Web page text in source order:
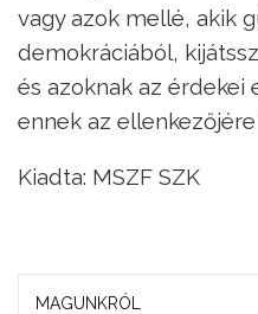
vagy azok mellé, akik
demokráciából,
és azoknak az érdekei
ennek az
Kiadta: MSZF SZK
MAGUNKRÓL